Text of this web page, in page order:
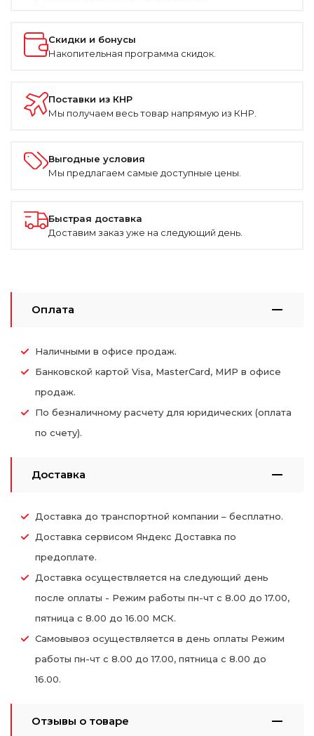
Скидки и бонусы
Накопительная программа скидок.
Поставки из КНР
Мы получаем весь товар напрямую из КНР.
Выгодные условия
Мы предлагаем самые доступные цены.
Быстрая доставка
Доставим заказ уже на следующий день.
Оплата
Наличными в офисе продаж.
Банковской картой Visa, MasterCard, МИР в офисе
продаж.
По безналичному расчету для юридических (оплата
по счету).
Доставка
Доставка до транспортной компании – бесплатно.
Доставка сервисом Яндекс Доставка по
предоплате.
Доставка осуществляется на следующий день
после оплаты - Режим работы пн-чт с 8.00 до 17.00,
пятница с 8.00 до 16.00 МСК.
Самовывоз осуществляется в день оплаты Режим
работы пн-чт с 8.00 до 17.00, пятница с 8.00 до
16.00.
Отзывы о товаре